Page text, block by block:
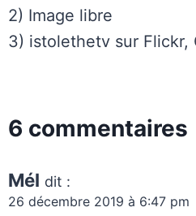
2) Image libre
3) istolethetv sur Flickr,
6 commentaires
Mél dit :
26 décembre 2019 à 6:47 pm